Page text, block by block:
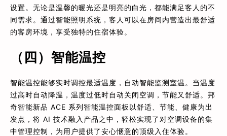
设置。无论是温馨的暖光还是明亮的白光，都能满足客人的不
同需求。通过智能照明系统，客人可以在房间内营造出最舒适
的客房环境，享受独特的住宿体验。
（四）智能温控
智能温控能够实时调控最适温度，自动智能监测室温。当温度
过高时自动降温，温度过低时自动关闭空调，节能又舒适。邦
奇智能新品 ACE 系列智能温控面板以舒适、节能、健康为出
发点，将 AI 技术融入产品之中，轻松实现了对空调设备的集
中管理控制，为用户提供了安心惬意的顶级入住体验。